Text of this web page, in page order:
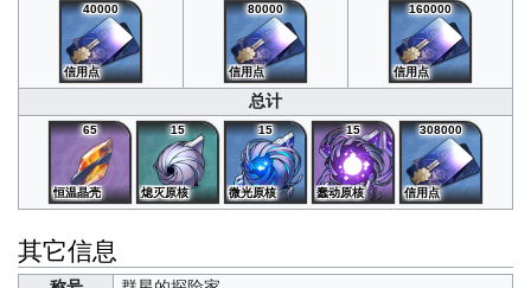
40000
信用点
80000
信用点
160000
信用点
总计
65
恒温晶壳
15
熄灭原核
15
微光原核
15
蠢动原核
308000
信用点
其它信息